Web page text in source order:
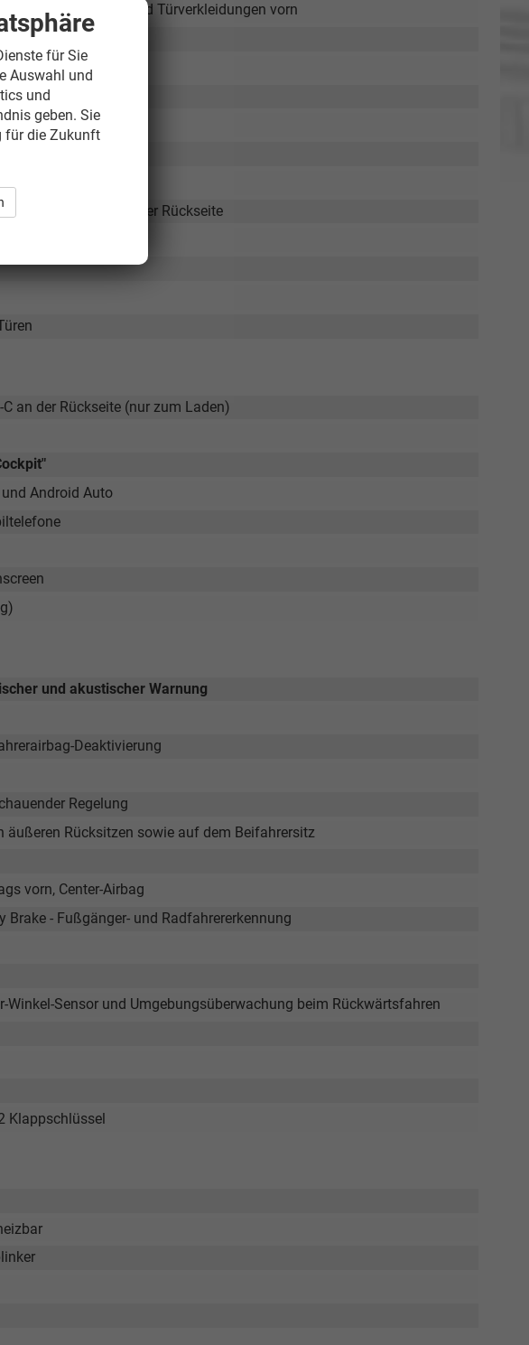
Instrumententafel und Türverkleidungen vorn
auf der Rückseite
an der Rückseite (nur zum Laden)
Android Auto
und akustischer Warnung
Deaktivierung
Regelung
äußeren Rücksitzen sowie auf dem Beifahrersitz
vorn, Center-Airbag
- Fußgänger- und Radfahrererkennung
Winkel-Sensor und Umgebungsüberwachung beim Rückwärtsfahren
Klappschlüssel
your-car.de
für Sie
Auswahl und
und
geben. Sie
für die Zukunft